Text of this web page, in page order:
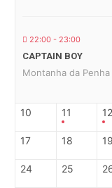
22:00 - 23:00
CAPTAIN BOY
Montanha da Penha
10 11 12
17 18 19
24 25